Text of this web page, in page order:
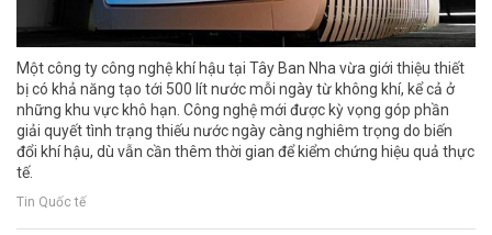
Một công ty công nghệ khí hậu tại Tây Ban Nha vừa giới thiệu thiết
bị có khả năng tạo tới 500 lít nước mỗi ngày từ không khí, kể cả ở
những khu vực khô hạn. Công nghệ mới được kỳ vọng góp phần
giải quyết tình trạng thiếu nước ngày càng nghiêm trọng do biến
đổi khí hậu, dù vẫn cần thêm thời gian để kiểm chứng hiệu quả thực
tế.
Tin Quốc tế